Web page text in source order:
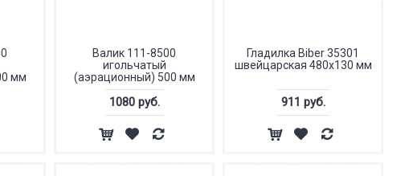
мм
Валик 111-8500
игольчатый
(аэрационный) 500 мм
1080 руб.
Гладилка Biber 35301
швейцарская 480х130 мм
911 руб.